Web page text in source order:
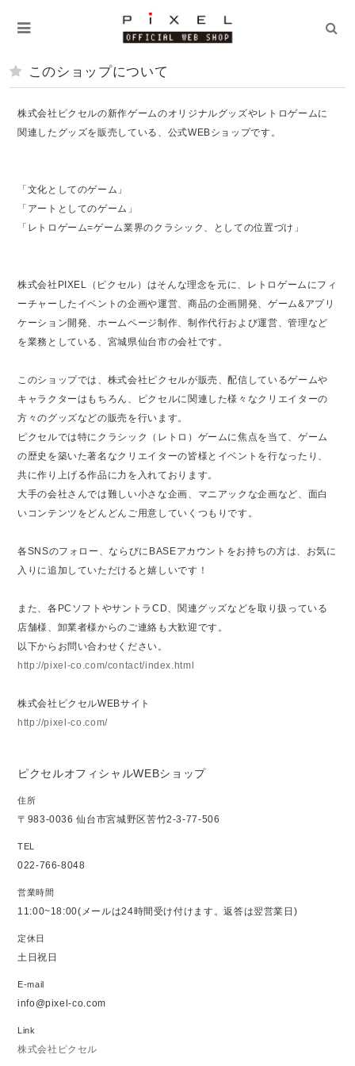
このショップについて
株式会社ピクセルの新作ゲームのオリジナルグッズやレトロゲームに
関連したグッズを販売している、公式WEBショップです。
「文化としてのゲーム」
「アートとしてのゲーム」
「レトロゲーム=ゲーム業界のクラシック、としての位置づけ」
株式会社PIXEL（ピクセル）はそんな理念を元に、レトロゲームにフィ
ーチャーしたイベントの企画や運営、商品の企画開発、ゲーム&アプリ
ケーション開発、ホームページ制作、制作代行および運営、管理など
を業務としている、宮城県仙台市の会社です。
このショップでは、株式会社ピクセルが販売、配信しているゲームや
キャラクターはもちろん、ピクセルに関連した様々なクリエイターの
方々のグッズなどの販売を行います。
ピクセルでは特にクラシック（レトロ）ゲームに焦点を当て、ゲーム
の歴史を築いた著名なクリエイターの皆様とイベントを行なったり、
共に作り上げる作品に力を入れております。
大手の会社さんでは難しい小さな企画、マニアックな企画など、面白
いコンテンツをどんどんご用意していくつもりです。
各SNSのフォロー、ならびにBASEアカウントをお持ちの方は、お気に
入りに追加していただけると嬉しいです！
また、各PCソフトやサントラCD、関連グッズなどを取り扱っている
店舗様、卸業者様からのご連絡も大歓迎です。
以下からお問い合わせください。
http://pixel-co.com/contact/index.html
株式会社ピクセルWEBサイト
http://pixel-co.com/
ピクセルオフィシャルWEBショップ
住所
〒983-0036 仙台市宮城野区苦竹2-3-77-506
TEL
022-766-8048
営業時間
11:00~18:00(メールは24時間受け付けます。返答は翌営業日)
定休日
土日祝日
E-mail
info@pixel-co.com
Link
株式会社ピクセル